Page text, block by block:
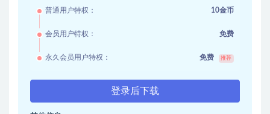
普通用户特权： 10金币
会员用户特权： 免费
永久会员用户特权： 免费 推荐
登录后下载